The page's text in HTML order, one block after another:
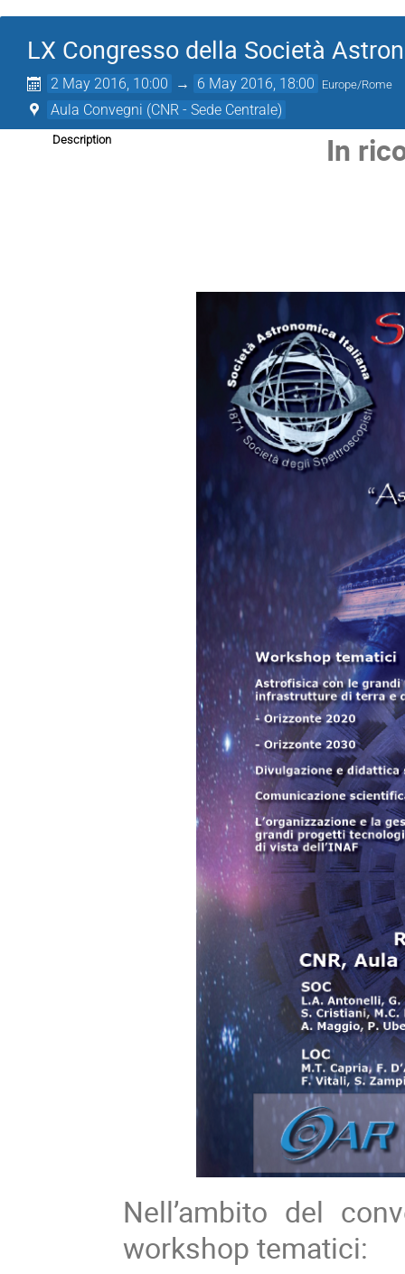
LX Congresso della Società
2 May 2016, 10:00 → 6 May 2016, 18:00 Europe/Rome
Aula Convegni (CNR - Sede Centrale)
Description In
Nell’ambito del
workshop tematici: